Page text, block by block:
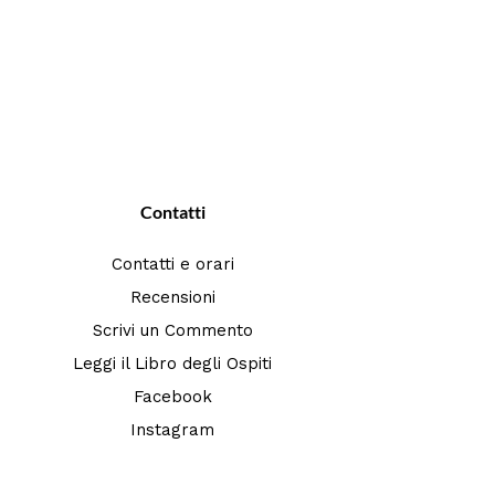
Contatti
Contatti e orari
Recensioni
Scrivi un Commento
Leggi il Libro degli Ospiti
Facebook
Instagram